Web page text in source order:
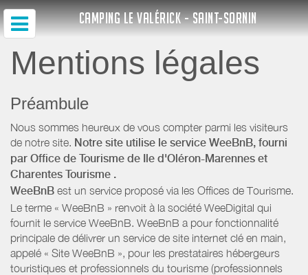
CAMPING LE VALÉRICK - SAINT-SORNIN
Mentions légales
Préambule
Nous sommes heureux de vous compter parmi les visiteurs
de notre site. Notre site utilise le service WeeBnB, fourni
par Office de Tourisme de Ile d'Oléron-Marennes et
Charentes Tourisme .
WeeBnB est un service proposé via les Offices de Tourisme.
Le terme « WeeBnB » renvoit à la société WeeDigital qui
fournit le service WeeBnB. WeeBnB a pour fonctionnalité
principale de délivrer un service de site internet clé en main,
appelé « Site WeeBnB », pour les prestataires hébergeurs
touristiques et professionnels du tourisme (professionnels